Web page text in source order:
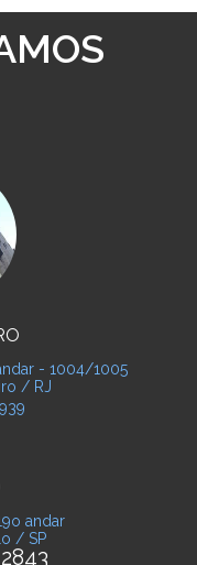
- 1004/1005
/ RJ
andar
/ SP